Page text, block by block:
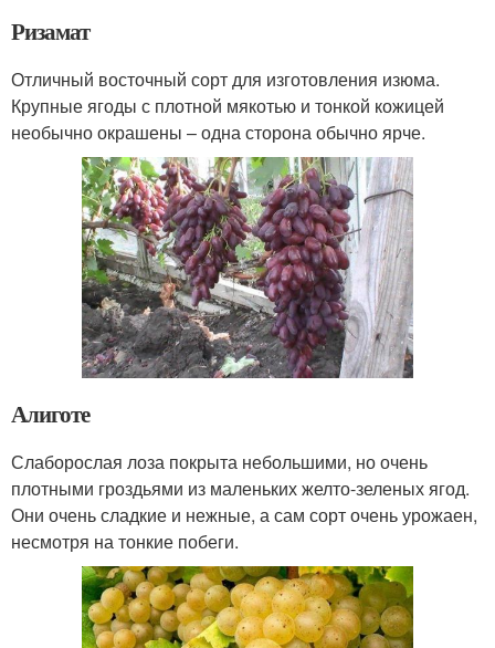
Ризамат
Отличный восточный сорт для изготовления изюма.
Крупные ягоды с плотной мякотью и тонкой кожицей
необычно окрашены – одна сторона обычно ярче.
Алиготе
Слаборослая лоза покрыта небольшими, но очень
плотными гроздьями из маленьких желто-зеленых ягод.
Они очень сладкие и нежные, а сам сорт очень урожаен,
несмотря на тонкие побеги.